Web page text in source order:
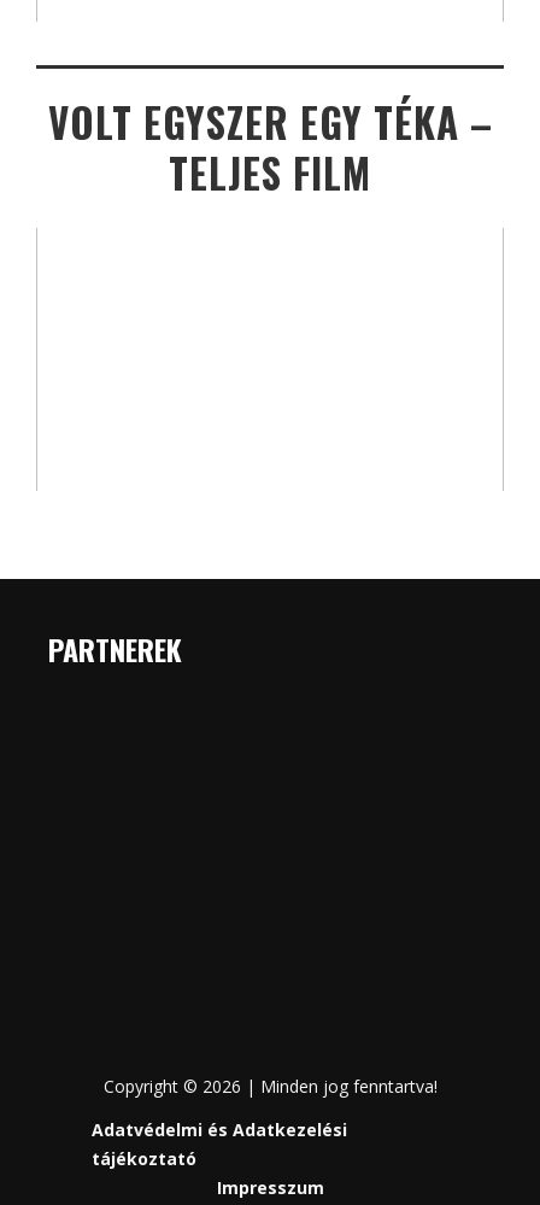
VOLT EGYSZER EGY TÉKA –
TELJES FILM
PARTNEREK
Copyright © 2026 | Minden jog fenntartva!
Adatvédelmi és Adatkezelési
tájékoztató
Impresszum